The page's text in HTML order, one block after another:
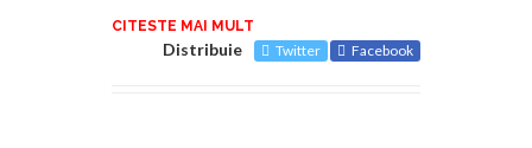
CITESTE MAI MULT
Distribuie Twitter Facebook